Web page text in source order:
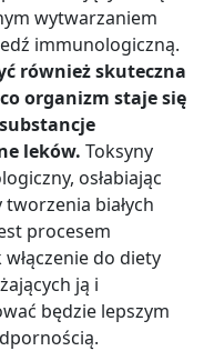
wytwarzaniem
immunologiczną.
również skuteczna
organizm staje się
leków. Toksyny
osłabiając
białych
procesem
do diety
ją i
będzie lepszym